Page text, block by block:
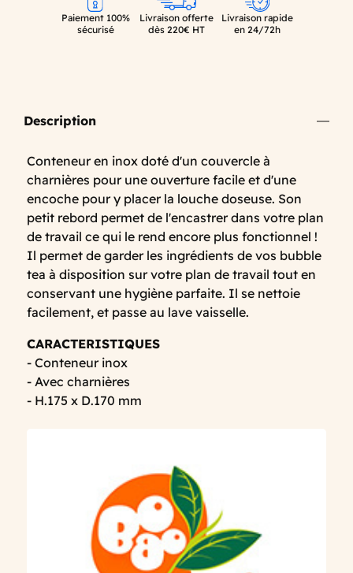
Paiement 100%
sécurisé
Livraison offerte
dès 220€ HT
Livraison rapide
en 24/72h
Description
Conteneur en inox doté d'un couvercle à
charnières pour une ouverture facile et d'une
encoche pour y placer la louche doseuse. Son
petit rebord permet de l'encastrer dans votre plan
de travail ce qui le rend encore plus fonctionnel !
Il permet de garder les ingrédients de vos bubble
tea à disposition sur votre plan de travail tout en
conservant une hygiène parfaite. Il se nettoie
facilement, et passe au lave vaisselle.
CARACTERISTIQUES
- Conteneur inox
- Avec charnières
- H.175 x D.170 mm